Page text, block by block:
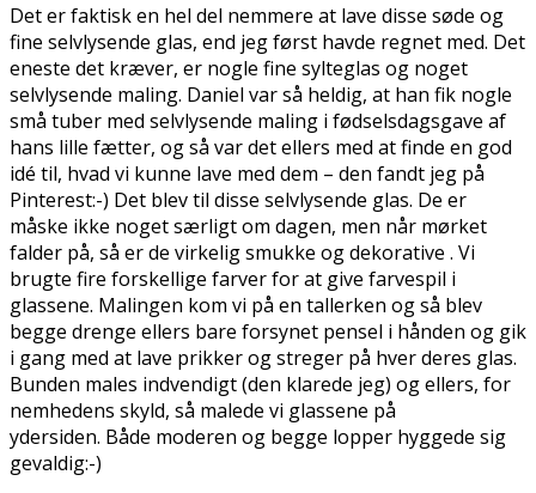
Det er faktisk en hel del nemmere at lave disse søde og
fine selvlysende glas, end jeg først havde regnet med. Det
eneste det kræver, er nogle fine sylteglas og noget
selvlysende maling. Daniel var så heldig, at han fik nogle
små tuber med selvlysende maling i fødselsdagsgave af
hans lille fætter, og så var det ellers med at finde en god
idé til, hvad vi kunne lave med dem – den fandt jeg på
Pinterest:-) Det blev til disse selvlysende glas. De er
måske ikke noget særligt om dagen, men når mørket
falder på, så er de virkelig smukke og dekorative . Vi
brugte fire forskellige farver for at give farvespil i
glassene. Malingen kom vi på en tallerken og så blev
begge drenge ellers bare forsynet pensel i hånden og gik
i gang med at lave prikker og streger på hver deres glas.
Bunden males indvendigt (den klarede jeg) og ellers, for
nemhedens skyld, så malede vi glassene på
ydersiden. Både moderen og begge lopper hyggede sig
gevaldig:-)